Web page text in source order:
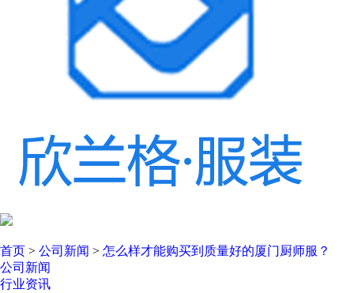
首页 > 公司新闻 > 怎么样才能购买到质量好的厦门厨师服？
公司新闻
行业资讯